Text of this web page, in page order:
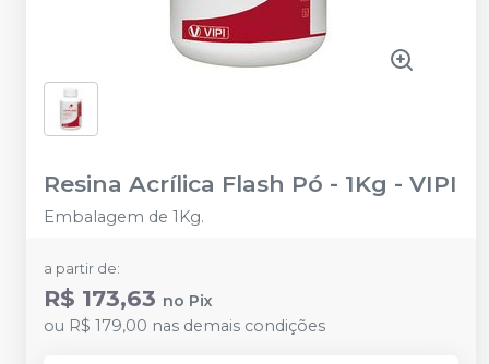
Resina Acrílica Flash Pó - 1Kg - VIPI
Embalagem de 1Kg.
a partir de:
R$ 173,63 no Pix
ou R$ 179,00 nas demais condições